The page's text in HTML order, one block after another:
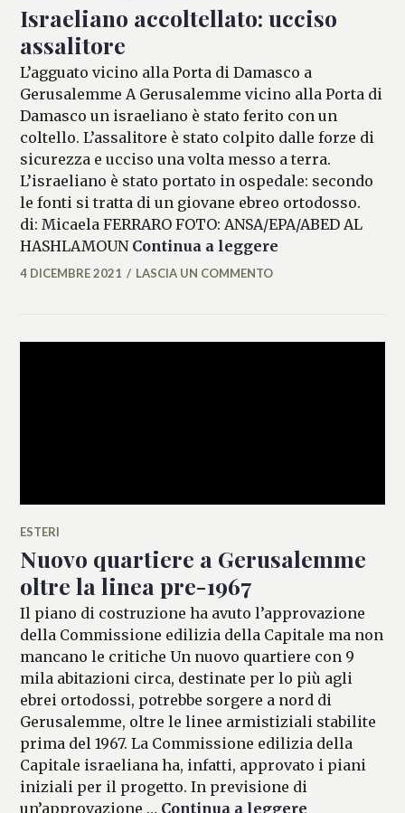
Israeliano accoltellato: ucciso
assalitore
L’agguato vicino alla Porta di Damasco a
Gerusalemme A Gerusalemme vicino alla Porta di
Damasco un israeliano è stato ferito con un
coltello. L’assalitore è stato colpito dalle forze di
sicurezza e ucciso una volta messo a terra.
L’israeliano è stato portato in ospedale: secondo
le fonti si tratta di un giovane ebreo ortodosso.
di: Micaela FERRARO FOTO: ANSA/EPA/ABED AL
HASHLAMOUN Continua a leggere
MICAELA
4 DICEMBRE 2021 LASCIA UN COMMENTO
ESTERI
Nuovo quartiere a Gerusalemme
oltre la linea pre-1967
Il piano di costruzione ha avuto l’approvazione
della Commissione edilizia della Capitale ma non
mancano le critiche Un nuovo quartiere con 9
mila abitazioni circa, destinate per lo più agli
ebrei ortodossi, potrebbe sorgere a nord di
Gerusalemme, oltre le linee armistiziali stabilite
prima del 1967. La Commissione edilizia della
Capitale israeliana ha, infatti, approvato i piani
iniziali per il progetto. In previsione di
un’approvazione … Continua a leggere